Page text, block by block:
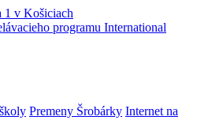
Premeny Šrobárky Internet na